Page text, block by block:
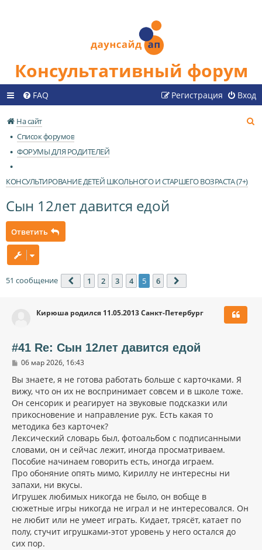
Консультативный форум
FAQ Вход
Регистрация
На сайт
Список форумов
ФОРУМЫ ДЛЯ РОДИТЕЛЕЙ
КОНСУЛЬТИРОВАНИЕ ДЕТЕЙ ШКОЛЬНОГО И СТАРШЕГО ВОЗРАСТА (7+)
Сын 12лет давится едой
Ответить
51 сообщение Пред.
1 2 3 4 5 6
Кирюша родился 11.05.2013 Санкт-Петербург
#41 Re: Сын 12лет давится едой
С
о
щ
е
н
и
е
06 мар 2026, 16:43
Вы знаете, я не готова работать больше с карточками. Я
вижу, что он их не воспринимает совсем и в школе тоже.
Он сенсорик и реагирует на звуковые подсказки или
прикосновение и направление рук. Есть какая то
методика без карточек?
Лексический словарь был, фотоальбом с подписанными
словами, он и сейчас лежит, иногда просматриваем.
Пособие начинаем говорить есть, иногда играем.
Про обоняние опять мимо, Кириллу не интересны ни
запахи, ни вкусы.
Игрушек любимых никогда не было, он вобще в
сюжетные игры никогда не играл и не интересовался. Он
не любит или не умеет играть. Кидает, трясёт, катает по
полу, стучит игрушками-этот уровень у него остался до
сих пор.